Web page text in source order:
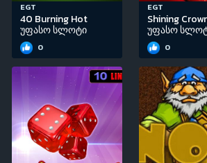
EGT
40 Burning Hot
უფასო სლოტი
0
EGT
Shining
უფასო
0